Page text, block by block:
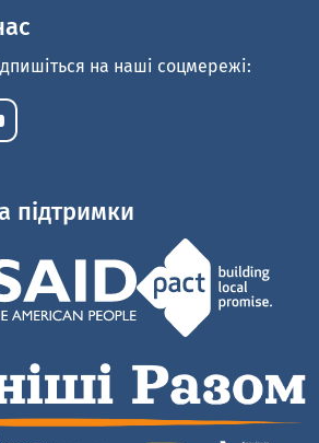
на наші соцмережі:
підтримки